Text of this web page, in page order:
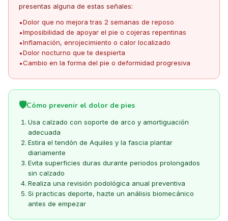
presentas alguna de estas señales:
•Dolor que no mejora tras 2 semanas de reposo
•Imposibilidad de apoyar el pie o cojeras repentinas
•Inflamación, enrojecimiento o calor localizado
•Dolor nocturno que te despierta
•Cambio en la forma del pie o deformidad progresiva
🛡️Cómo prevenir el dolor de pies
Usa calzado con soporte de arco y amortiguación
adecuada
Estira el tendón de Aquiles y la fascia plantar
diariamente
Evita superficies duras durante periodos prolongados
sin calzado
Realiza una revisión podológica anual preventiva
Si practicas deporte, hazte un análisis biomecánico
antes de empezar